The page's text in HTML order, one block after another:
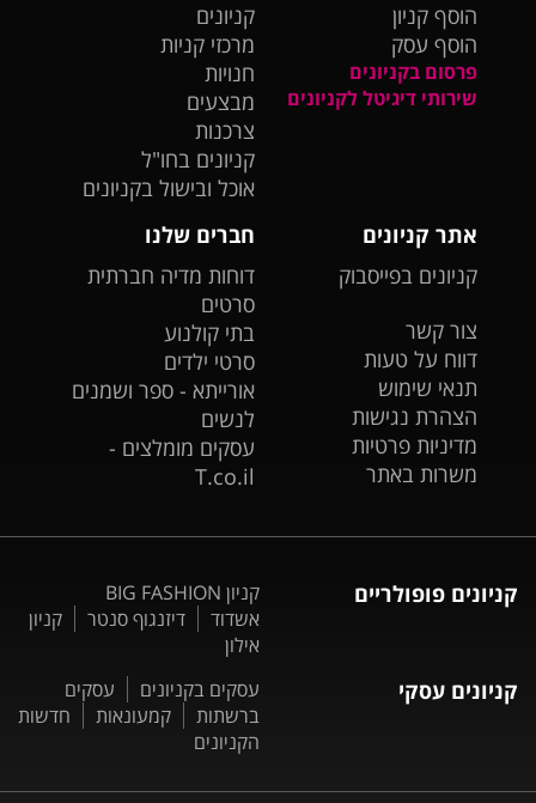
הוסף קניון
הוסף עסק
פרסום בקניונים
שירותי דיגיטל לקניונים
קניונים
מרכזי קניות
חנויות
מבצעים
צרכנות
קניונים בחו"ל
אוכל ובישול בקניונים
אתר קניונים
קניונים בפייסבוק
צור קשר
דווח על טעות
תנאי שימוש
הצהרת נגישות
מדיניות פרטיות
משרות באתר
חברים שלנו
דוחות מדיה חברתית
סרטים
בתי קולנוע
סרטי ילדים
אורייתא - ספר ושמנים
לנשים
עסקים מומלצים -
T.co.il
קניונים פופולריים
קניון BIG FASHION
אשדוד
דיזנגוף סנטר
קניון
אילון
קניונים עסקי עסקים בקניונים
עסקים
ברשתות
קמעונאות
חדשות
הקניונים